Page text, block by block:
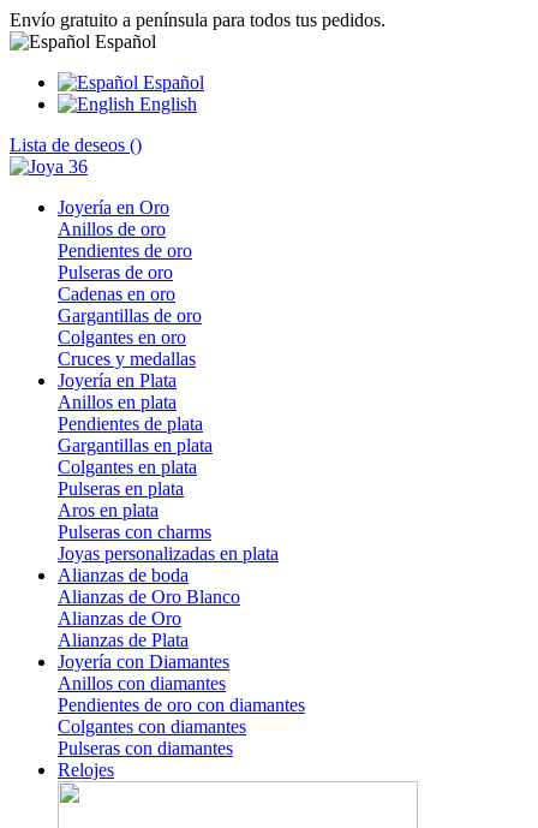
Envío gratuito a península para todos tus pedidos.
Español
Español
English
Lista de deseos ()
Joyería en Oro
Anillos de oro
Pendientes de oro
Pulseras de oro
Cadenas en oro
Gargantillas de oro
Colgantes en oro
Cruces y medallas
Joyería en Plata
Anillos en plata
Pendientes de plata
Gargantillas en plata
Colgantes en plata
Pulseras en plata
Aros en plata
Pulseras con charms
Joyas personalizadas en plata
Alianzas de boda
Alianzas de Oro Blanco
Alianzas de Oro
Alianzas de Plata
Joyería con Diamantes
Anillos con diamantes
Pendientes de oro con diamantes
Colgantes con diamantes
Pulseras con diamantes
Relojes